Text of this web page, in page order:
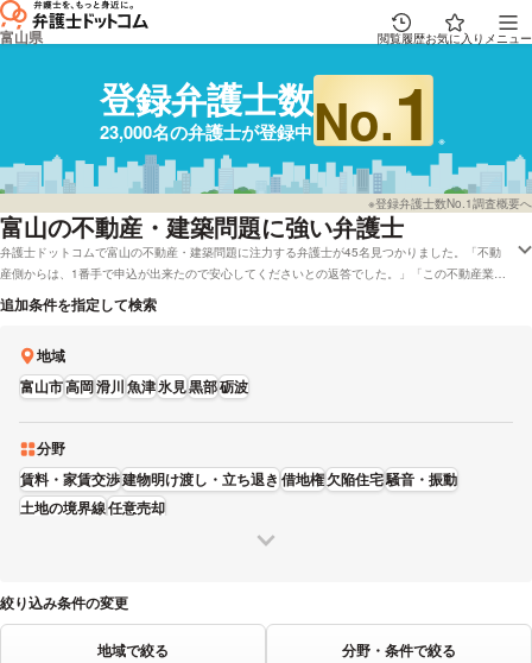
富山県 閲覧履歴お気に入り メニュー
登録弁護士数
23,000名の弁護士が登録中No.1
※登録弁護士数No.1調査概要へ
富山の不動産・建築問題に強い弁護士
弁護士ドットコムで富山の不動産・建築問題に注力する弁護士が45名見つかりました。「不動
産側からは、1番手で申込が出来たので安心してくださいとの返答でした。」「この不動産業者
には不信感が募るばかりで、弁護士さんに間に入ってもらおうかと本当に悩んでいます。」など
の状況にあります。弁護士ドットコムでは弁護士費用をカード払いで受け付けしている弁護士や
す。例として「評判が高い不動産・近隣トラブルが得意な弁護士や弁護士の選び方はだいたい調
査したけれど、富山周辺の弁護士と法律事務所を実績で比較したい」などの希望にも応えること
ができます。弁護士の中には「良い点と悪い点を説明するとともに弁護士としての選択肢を提示
し、そのうえで依頼者が選択できるようにサポートします。」とおっしゃる方もおります。不動
産・近隣トラブルで心配事がある方は能力や男性・女性などの性別などの希望を踏まえて、自分
に合った弁護士に電話またはメールをしてみることもご検討ください。
追加条件を指定して検索
地域
富山市高岡滑川魚津氷見黒部砺波
分野
賃料・家賃交渉建物明け渡し・立ち退き 借地権欠陥住宅騒音・振動
土地の境界線任意売却
絞り込み条件の変更
地域で絞る 分野・条件で絞る